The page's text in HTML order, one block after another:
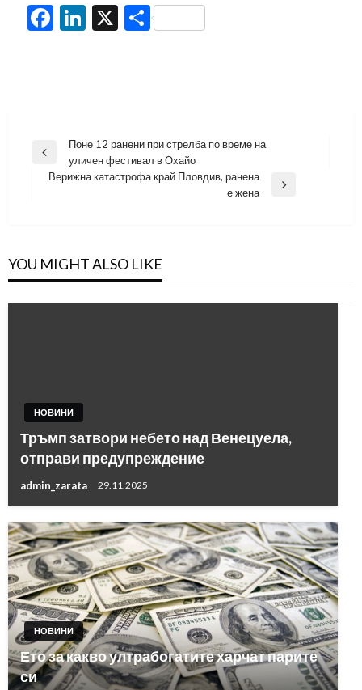
Facebook
LinkedIn
X Share
Навигация
Previous
Post
Поне 12 ранени при стрелба по време на
уличен фестивал в Охайо
Верижна катастрофа край Пловдив, ранена
е жена
YOU MIGHT ALSO LIKE
НОВИНИ
Тръмп затвори небето над Венецуела,
отправи предупреждение
admin_zarata 29.11.2025
НОВИНИ
Ето за какво ултрабогатите харчат парите
си